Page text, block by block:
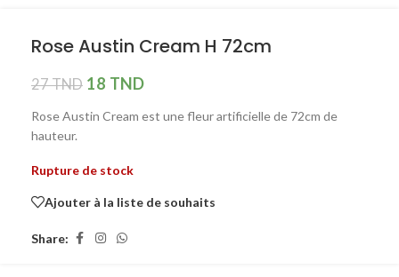
Rose Austin Cream H 72cm
27TND 18 TND
Rose Austin Cream est une fleur artificielle de 72cm de
hauteur.
Rupture de stock
Ajouter à la liste de souhaits
Share: